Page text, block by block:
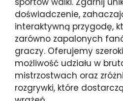
doświadczenie,
interaktywną przygodę,
zarówno zapalonych
graczy. Oferujemy
możliwość udziału w
mistrzostwach oraz
rozgrywki, które